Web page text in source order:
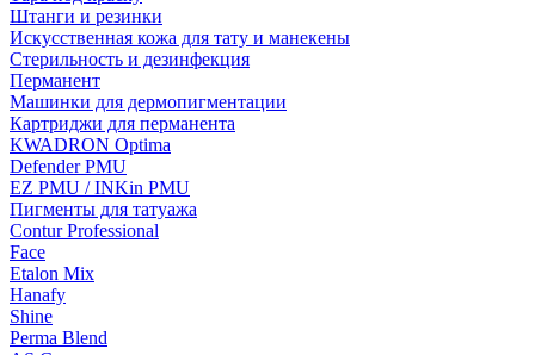
Штанги и резинки
Искусственная кожа для тату и манекены
Стерильность и дезинфекция
Перманент
Машинки для дермопигментации
Картриджи для перманента
KWADRON Optima
Defender PMU
EZ PMU / INKin PMU
Пигменты для татуажа
Contur Professional
Face
Etalon Mix
Hanafy
Shine
Perma Blend